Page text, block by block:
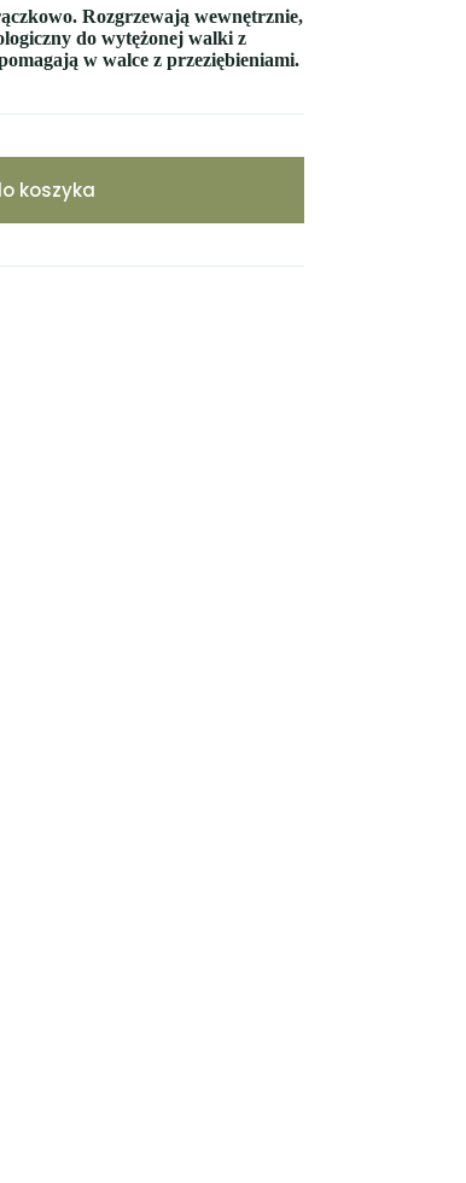
Rozgrzewają wewnętrznie,
do wytężonej walki z
w walce z przeziębieniami.
koszyka